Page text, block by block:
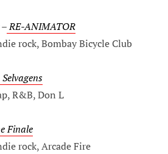
RE-ANIMATOR
rock, Bombay Bicycle Club
R&B, Don L
Finale
rock, Arcade Fire